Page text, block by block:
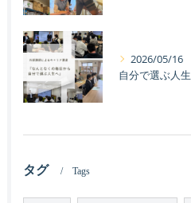
2026/05/16
自分で選ぶ人生
タグ Tags